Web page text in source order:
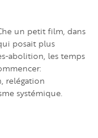
un petit film, dans
posait plus
abolition, les temps
relégation
systémique.